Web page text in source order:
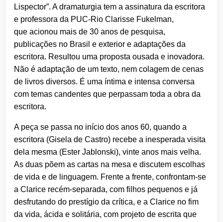
Lispector”. A dramaturgia tem a assinatura da escritora
e professora da PUC-Rio Clarisse Fukelman,
que acionou mais de 30 anos de pesquisa,
publicações no Brasil e exterior e adaptações da
escritora. Resultou uma proposta ousada e inovadora.
Não é adaptação de um texto, nem colagem de cenas
de livros diversos. É uma íntima e intensa conversa
com temas candentes que perpassam toda a obra da
escritora.
A peça se passa no início dos anos 60, quando a
escritora (Gisela de Castro) recebe a inesperada visita
dela mesma (Ester Jablonski), vinte anos mais velha.
As duas põem as cartas na mesa e discutem escolhas
de vida e de linguagem. Frente a frente, confrontam-se
a Clarice recém-separada, com filhos pequenos e já
desfrutando do prestígio da crítica, e a Clarice no fim
da vida, ácida e solitária, com projeto de escrita que